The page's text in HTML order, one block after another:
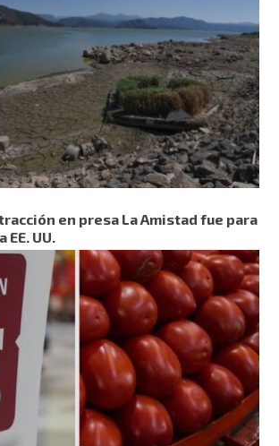
en presa La Amistad fue para
EE. UU.